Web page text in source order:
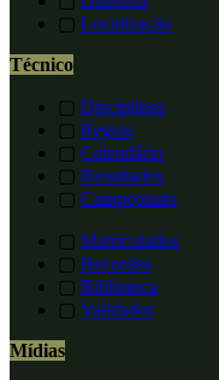
▢ Localização
Técnico
▢ Disciplinas
▢ Regras
▢ Calendário
▢ Resultados
▢ Campeonato
▢ Matriculados
▢ Recordes
▢ Biblioteca
▢ Validador
Mídias